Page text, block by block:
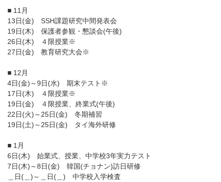
■ 11月
13日(金) SSH課題研究中間発表会
19日(木) 保護者参観・懇談会(午後)
26日(木) ４限授業※
27日(金) 教育研究大会※
■ 12月
4日(金)～9日(水) 期末テスト※
17日(木) ４限授業※
19日(金) ４限授業、終業式(午後)
22日(火)～25日(金) 冬期補習
19日(土)～25日(金) タイ海外研修
■ 1月
6日(木) 始業式、授業、中学校3年実力テスト
7日(木)～8日(金) 韓国(チョナン)訪日研修
＿日(＿)～＿日(＿) 中学校入学検査